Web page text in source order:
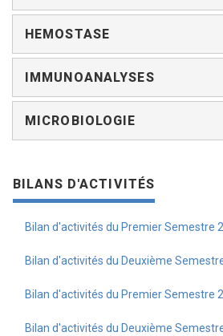
HEMOSTASE
IMMUNOANALYSES
MICROBIOLOGIE
BILANS D'ACTIVITÉS
Bilan d'activités du Premier Semestre
Bilan d'activités du Deuxième
Bilan d'activités du Premier Semestre
Bilan d'activités du Deuxième